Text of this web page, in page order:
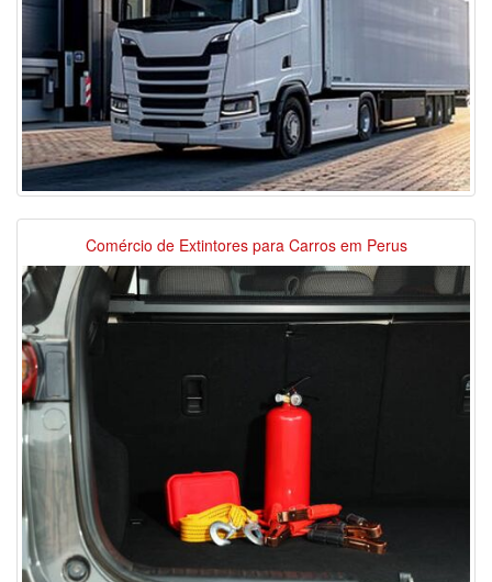
Comércio de Extintores para Carros em Perus